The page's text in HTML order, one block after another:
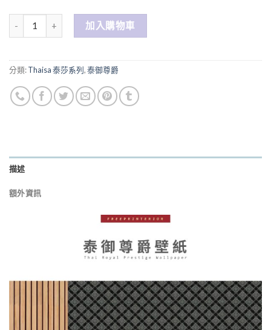
加入購物車
分類:Thaisa 泰莎系列,泰御尊爵
描述
額外資訊